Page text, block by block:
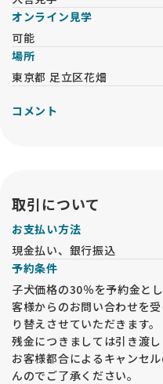
オンライン見学
可能
場所
東京都 足立区花畑
コメント
取引について
お支払い方法
現金払い、銀行振込
予約条件
子犬価格の30％を予約金と
客様からのお問い合わせを
り替えさせていただきます。
残金につきましては引き渡
お客様都合によるキャンセ
んのでご了承ください。